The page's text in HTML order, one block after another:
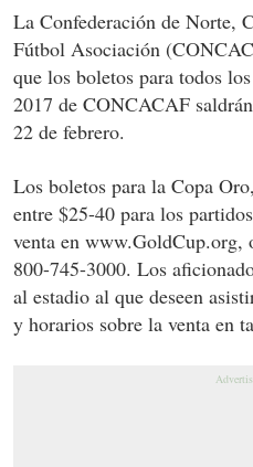
La Confederación de Norte,
Fútbol Asociación
que los boletos para todos
2017 de CONCACAF
22 de febrero.
Los boletos para la Copa
entre $25-40 para los
venta en www.GoldCup.org,
800-745-3000. Los
al estadio al que deseen
y horarios sobre la venta en